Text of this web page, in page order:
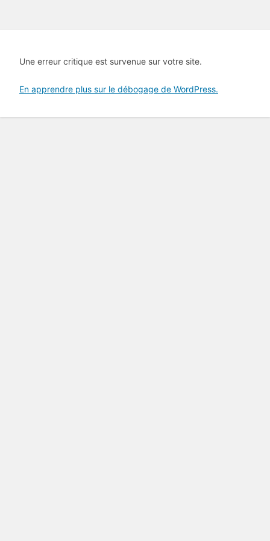
Une erreur critique est survenue sur votre site.
En apprendre plus sur le débogage de WordPress.